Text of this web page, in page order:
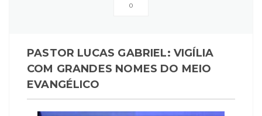
0
PASTOR LUCAS GABRIEL: VIGÍLIA
COM GRANDES NOMES DO MEIO
EVANGÉLICO